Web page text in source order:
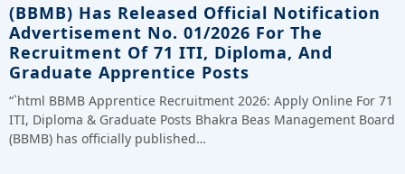
(BBMB) Has Released Official Notification
Advertisement No. 01/2026 For The
Recruitment Of 71 ITI, Diploma, And
Graduate Apprentice Posts
“`html BBMB Apprentice Recruitment 2026: Apply Online For 71
ITI, Diploma & Graduate Posts Bhakra Beas Management Board
(BBMB) has officially published…